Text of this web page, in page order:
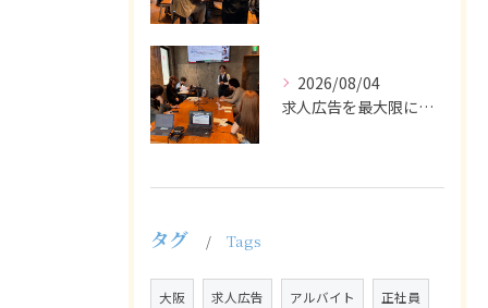
2026/08/04
求人広告を最大限に活用するためには、ターゲット設定の精度を高...
タグ Tags
大阪 求人広告 アルバイト 正社員